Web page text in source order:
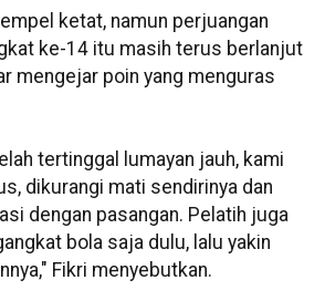
ketat, namun perjuangan
ke-14 itu masih terus berlanjut
mengejar poin yang menguras
tertinggal lumayan jauh, kami
dikurangi mati sendirinya dan
dengan pasangan. Pelatih juga
bola saja dulu, lalu yakin
Fikri menyebutkan.